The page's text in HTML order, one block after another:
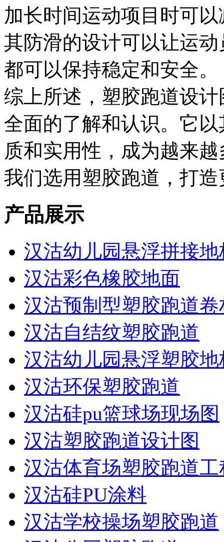
加长时间运动项目时可
其防滑的设计可以让运
都可以保持稳定和安全。
综上所述，塑胶跑道设
全面的了解和认识。它
质和实用性，成为越来
我们选用塑胶跑道，打
产品展示
汉沽幼儿园悬浮拼接地
汉沽彩色橡胶地面
汉沽预制型塑胶跑道卷
汉沽自结纹塑胶跑道
汉沽幼儿园悬浮塑胶
汉沽环保塑胶跑道
汉沽硅pu篮球场现场图
汉沽塑胶跑道设计图
汉沽体育场塑胶跑道工
汉沽硅PU涂料
汉沽学校操场塑胶跑道